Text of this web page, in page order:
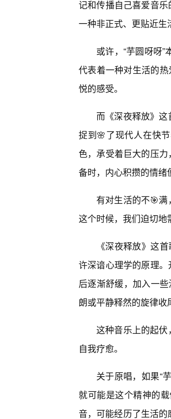
记和传播自己喜爱音
一种非正式、更贴近生
或许，“芋圆呀呀
代表着一种对生活的
悦的感受。
而《深夜释放》
捉到🌸了现代人在快
色，承受着巨大的压
备时，内心积攒的情绪
有对生活的不🎯满
这个时候，我们迫切地
《深夜释放》这
许深谙心理学的原理
后逐渐舒缓，加入一
朗或平静释然的旋律收
这种音乐上的起
自我疗愈。
关于原唱，如果“
就可能是这个精神的
音，可能经历了生活